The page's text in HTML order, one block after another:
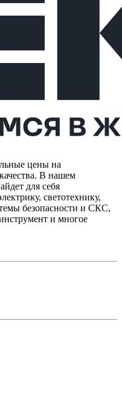
цены на
В нашем
для себя
светотехнику,
безопасности и СКС,
и многое